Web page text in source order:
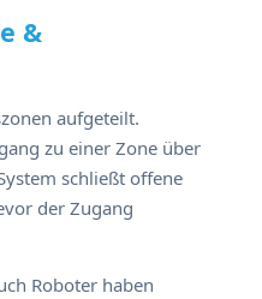
&
aufgeteilt.
zu einer Zone über
schließt offene
der Zugang
Roboter haben